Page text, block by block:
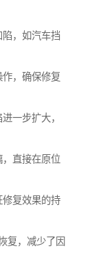
，如汽车挡
，确保修复
一步扩大，
直接在原位
复效果的持
复，减少了因